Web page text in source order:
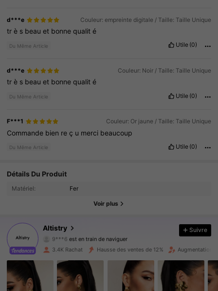
d***e Couleur: empreinte digitale / Taille: Taille Unique
trè s beauet bonnequalité
Du Même Article Utile (0)
d***e Couleur: Noir / Taille: Taille Unique
trè s beauet bonnequalité
Du Même Article Utile (0)
F***1 Couleur: Or jaune / Taille: Taille Unique
Commande bien reç u merci beaucoup
Du Même Article Utile (0)
Détails Du Produit
Matériel: Fer
Voir plus
Altistry
4.72
9***6
4.72
9.2K Suiveurs
4.72 9.2K Suiveurs
4.72 9.2K Suiveurs
Suivre
3.4K Rachat Hausse des ventes de 12% Augmentation